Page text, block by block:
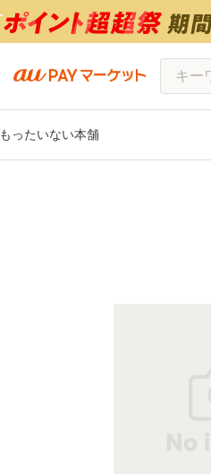
もったいない本舗